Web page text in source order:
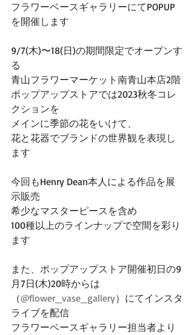
フラワーベースギャラリーにてPOPUP
を開催します
9/7(木)〜18(日)の期間限定でオープンす
る
青山フラワーマーケット南青山本店2階
ポップアップストアでは2023秋冬コレ
クションを
メインに季節の花をいけて、
花と花器でブランドの世界観を表現し
ます
今回もHenry Dean本人による作品を展
示販売
希少なマスターピースを含め
100種以上のラインナップで空間を彩り
ます
また、ポップアップストア開催初日の9
月7日(木)20時からは
（@flower_vase_gallery）にてインスタ
ライブを配信
フラワーベースギャラリー担当者より